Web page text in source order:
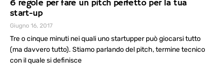
6 regole per fare un pitch perfetto per la tua
start-up
Giugno 16, 2017
Tre o cinque minuti nei quali uno startupper può giocarsi tutto
(ma davvero tutto). Stiamo parlando del pitch, termine tecnico
con il quale si definisce